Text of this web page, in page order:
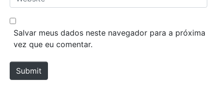
*
e
b
e
Salvar meus dados neste navegador para a próxima
vez que eu comentar.
Submit